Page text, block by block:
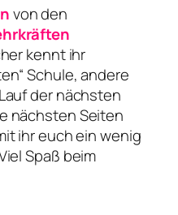
von den
kennt ihr
Schule, andere
der nächsten
nächsten Seiten
ihr euch ein wenig
Spaß beim